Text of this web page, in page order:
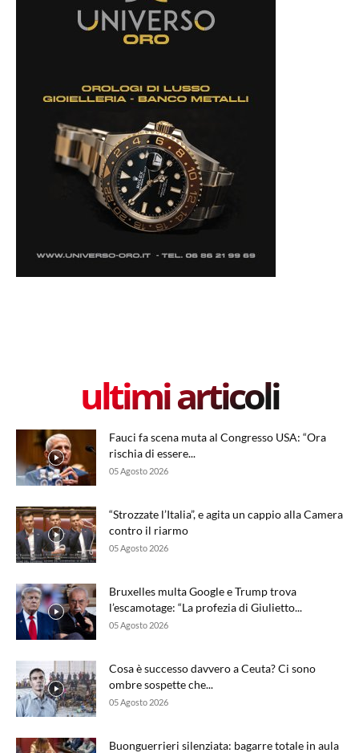
ultimi articoli
Fauci fa scena muta al Congresso USA: “Ora
rischia di essere...
05 Agosto 2026
“Strozzate l’Italia”, e agita un cappio alla Camera
contro il riarmo
05 Agosto 2026
Bruxelles multa Google e Trump trova
l’escamotage: “La profezia di Giulietto...
05 Agosto 2026
Cosa è successo davvero a Ceuta? Ci sono
ombre sospette che...
05 Agosto 2026
Buonguerrieri silenziata: bagarre totale in aula